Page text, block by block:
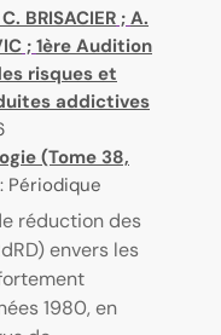
BRISACIER ; A.
; 1ère Audition
risques et
addictives
(Tome 38,
Périodique
réduction des
envers les
1980, en